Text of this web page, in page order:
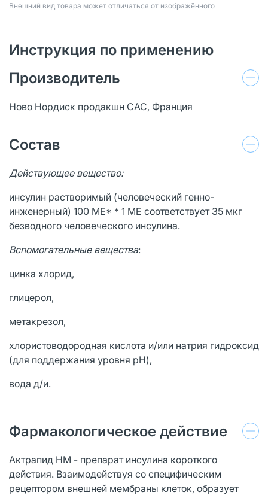
Bнешний вид товара может отличаться от изображённого
Инструкция по применению
Производитель
Ново Нордиск продакшн САС, Франция
Состав
Действующее вещество:
инсулин растворимый (человеческий генно-
инженерный) 100 МЕ* * 1 МЕ соответствует 35 мкг
безводного человеческого инсулина.
Вспомогательные вещества:
цинка хлорид,
глицерол,
метакрезол,
хлористоводородная кислота и/или натрия гидроксид
(для поддержания уровня pH),
вода д/и.
Фармакологическое действие
Актрапид НМ - препарат инсулина короткого
действия. Взаимодействуя со специфическим
рецептором внешней мембраны клеток, образует